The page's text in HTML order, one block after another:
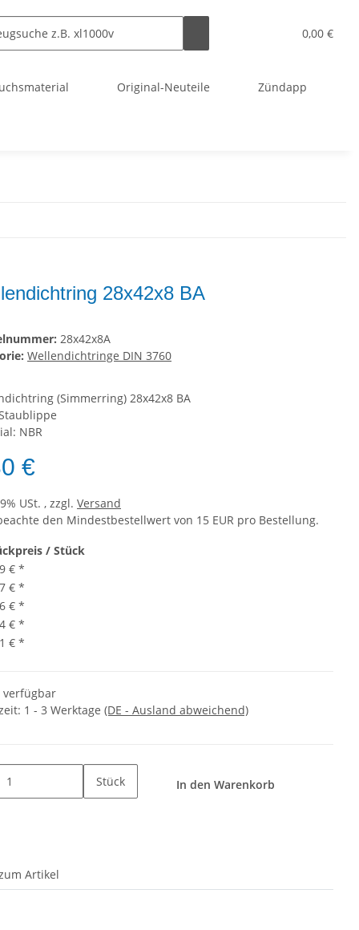
0,00 €
Original-Neuteile Zündapp
28x42x8 BA
28x42x8A
Wellendichtringe DIN 3760
(Simmerring) 28x42x8 BA
NBR
€
USt. , zzgl. Versand
den Mindestbestellwert von 15 EUR pro Bestellung.
/ Stück
€ *
€ *
€ *
€ *
€ *
verfügbar
1 - 3 Werktage (DE - Ausland abweichend)
Stück In den Warenkorb
Artikel